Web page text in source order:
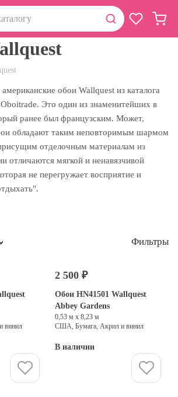
обои Wallquest из каталога
Oboitrade. Это один из знаменитейших в
ранее был французским. Может,
обладают таким неповторимым шармом
отделочным материалам из
отличаются мягкой и ненавязчивой
не перегружает восприятие и
Фильтры
винил
2 500 ₽
Обои HN41501 Wallquest
Abbey Gardens
0,53 м х 8,23 м
США, Бумага, Акрил и винил
В наличии